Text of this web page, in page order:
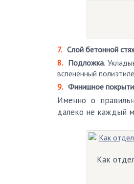
Слой бетонной
Подложка.
вспененный
Финишное
Именно о
далеко не каждый
Как